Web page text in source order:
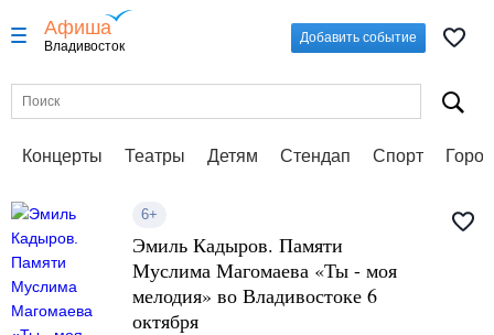
Афиша
Владивосток
Добавить событие
Концерты Театры Детям Стендап Спорт
6+
Эмиль Кадыров. Памяти
Муслима Магомаева «Ты - моя
мелодия» во Владивостоке 6
октября